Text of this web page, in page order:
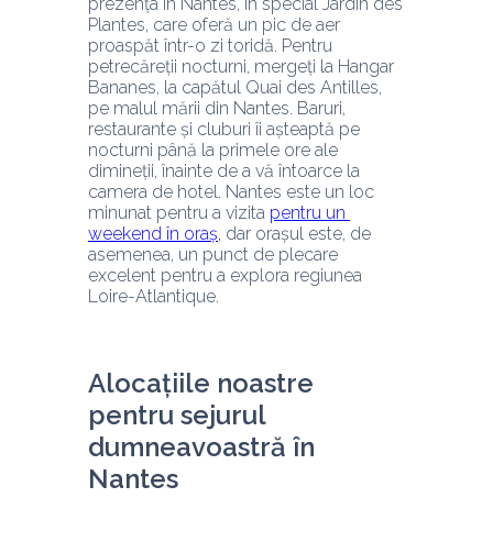
Plantes, care oferă un pic de aer
proaspăt într-o zi toridă. Pentru
petrecăreții nocturni, mergeți la Hangar
Bananes, la capătul Quai des Antilles,
pe malul mării din Nantes. Baruri,
restaurante și cluburi îi așteaptă pe
nocturni până la primele ore ale
dimineții, înainte de a vă întoarce la
camera de hotel. Nantes este un loc
minunat pentru a vizita pentru un
weekend în oraș, dar orașul este, de
asemenea, un punct de plecare
excelent pentru a explora regiunea
Loire-Atlantique.
Alocațiile noastre
pentru sejurul
dumneavoastră în
Nantes